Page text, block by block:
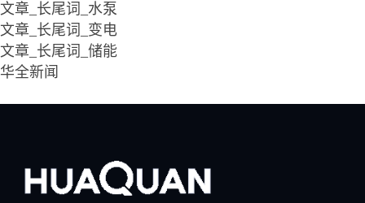
文章_长尾词_水泵
文章_长尾词_变电
文章_长尾词_储能
华全新闻